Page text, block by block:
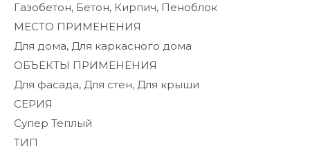
Газобетон, Бетон, Кирпич, Пеноблок
МЕСТО ПРИМЕНЕНИЯ
Для дома, Для каркасного дома
ОБЪЕКТЫ ПРИМЕНЕНИЯ
Для фасада, Для стен, Для крыши
СЕРИЯ
Супер Теплый
ТИП